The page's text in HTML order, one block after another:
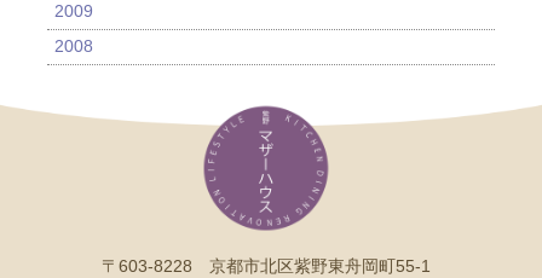
2009
2008
〒603-8228 京都市北区紫野東舟岡町55-1